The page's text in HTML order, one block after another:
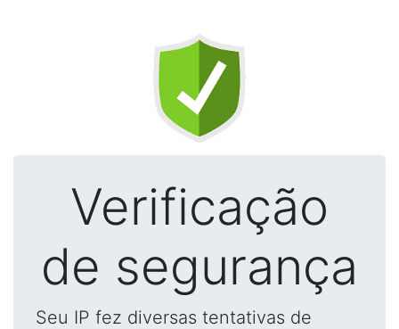
Verificação
de segurança
Seu IP fez diversas tentativas de